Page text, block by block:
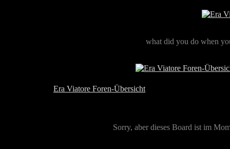
what did you do when
Era Viatore Foren-Übersicht
Sorry, aber dieses Board ist im